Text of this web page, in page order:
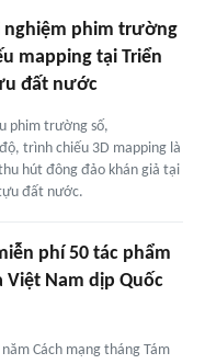
nghiệm phim trường
mapping tại Triển
đất nước
phim trường số,
trình chiếu 3D mapping là
hút đông đảo khán giả tại
đất nước.
phí 50 tác phẩm
Việt Nam dịp Quốc
Cách mạng tháng Tám